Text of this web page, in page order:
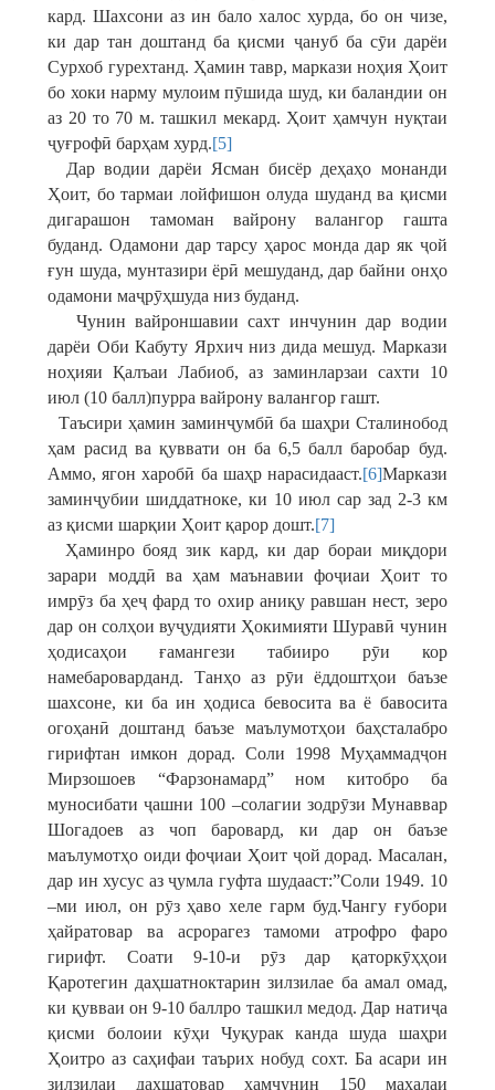
кард. Шахсони аз ин бало халос хурда, бо он чизе,
ки дар тан доштанд ба қисми ҷануб ба сӯи дарёи
Сурхоб гурехтанд. Ҳамин тавр, маркази ноҳия Ҳоит
бо хоки нарму мулоим пӯшида шуд, ки баландии он
аз 20 то 70 м. ташкил мекард. Ҳоит ҳамчун нуқтаи
ҷуғрофӣ барҳам хурд.[5]
Дар водии дарёи Ясман бисёр деҳаҳо монанди
Ҳоит, бо тармаи лойфишон олуда шуданд ва қисми
дигарашон тамоман вайрону валангор гашта
буданд. Одамони дар тарсу ҳарос монда дар як ҷой
ғун шуда, мунтазири ёрӣ мешуданд, дар байни онҳо
одамони маҷрӯҳшуда низ буданд.
Чунин вайроншавии сахт инчунин дар водии
дарёи Оби Кабуту Ярхич низ дида мешуд. Маркази
ноҳияи Қалъаи Лабиоб, аз заминларзаи сахти 10
июл (10 балл)пурра вайрону валангор гашт.
Таъсири ҳамин заминҷумбӣ ба шаҳри Сталинобод
ҳам расид ва қуввати он ба 6,5 балл баробар буд.
Аммо, ягон харобӣ ба шаҳр нарасидааст.[6]Маркази
заминҷубии шиддатноке, ки 10 июл сар зад 2-3 км
аз қисми шарқии Ҳоит қарор дошт.[7]
Ҳаминро бояд зик кард, ки дар бораи миқдори
зарари моддӣ ва ҳам маънавии фоҷиаи Ҳоит то
имрӯз ба ҳеҷ фард то охир аниқу равшан нест, зеро
дар он солҳои вуҷудияти Ҳокимияти Шуравӣ чунин
ҳодисаҳои ғамангези табииро рӯи кор
намебароварданд. Танҳо аз рӯи ёддоштҳои баъзе
шахсоне, ки ба ин ҳодиса бевосита ва ё бавосита
огоҳанӣ доштанд баъзе маълумотҳои баҳсталабро
гирифтан имкон дорад. Соли 1998 Муҳаммадҷон
Мирзошоев “Фарзонамард” ном китобро ба
муносибати ҷашни 100 –солагии зодрӯзи Мунаввар
Шогадоев аз чоп баровард, ки дар он баъзе
маълумотҳо оиди фоҷиаи Ҳоит ҷой дорад. Масалан,
дар ин хусус аз ҷумла гуфта шудааст:”Соли 1949. 10
–ми июл, он рӯз ҳаво хеле гарм буд.Чангу ғубори
ҳайратовар ва асрорагез тамоми атрофро фаро
гирифт. Соати 9-10-и рӯз дар қаторкӯҳҳои
Қаротегин даҳшатноктарин зилзилае ба амал омад,
ки қувваи он 9-10 баллро ташкил медод. Дар натиҷа
қисми болоии кӯҳи Чуқурак канда шуда шаҳри
Ҳоитро аз саҳифаи таърих нобуд сохт. Ба асари ин
зилзилаи даҳшатовар ҳамчунин 150 маҳалаи